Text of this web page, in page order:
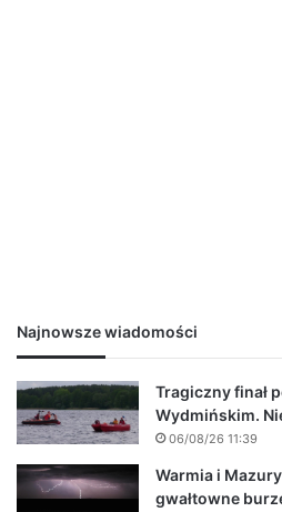
Najnowsze wiadomości
Tragiczny finał
Wydmińskim.
06/08/26 11:39
Warmia i
gwałtowne